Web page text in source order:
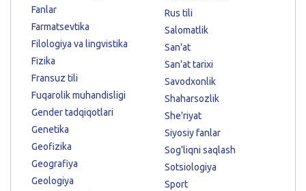
Fanlar
Farmatsevtika
Filologiya va lingvistika
Fizika
Fransuz tili
Fuqarolik muhandisligi
Gender tadqiqotlari
Genetika
Geofizika
Geografiya
Geologiya
Rus tili
Salomatlik
San'at
San'at tarixi
Savodxonlik
Shaharsozlik
She'riyat
Siyosiy fanlar
Sog'liqni saqlash
Sotsiologiya
Sport